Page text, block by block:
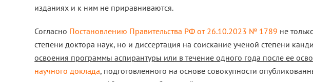
изданиях и к ним не приравниваются.
Согласно Постановлению Правительства РФ от 26.10.2023 № 1789 не
степени доктора наук, но и диссертация на соискание ученой степени
освоения программы аспирантуры или в течение одного года после ее
научного доклада, подготовленного на основе совокупности